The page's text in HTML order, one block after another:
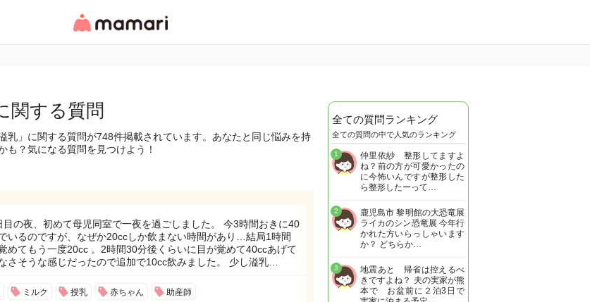
リ・情報サイト
関する質問
乳」に関する質問が748件掲載されています。あなたと同じ悩みを持
も？気になる質問を見つけよう！
目の夜、初めて母児同室で一夜を過ごしました。 今3時間おきに40
いるのですが、なぜか20ccしか飲まない時間があり…結局1時間
めてもう一度20cc 。2時間30分後くらいに目が覚めて40ccあげて
さそうな感じだったので追加で10cc飲みました。 少し溢乳…
ミルク 授乳 赤ちゃん 助産師
全ての質問ランキング
全ての質問の中で人気のランキング
仲里依紗 整形してますよ
ね？前の方が可愛かったの
に今怖いんですが整形した
ら整形したーって…
1
鹿児島市 黎明館の大恐竜展
ライカのシン恐竜展 今年行
かれた方いらっしゃいます
か？ どちらか…
2
地震あと 帰省は控えるべ
きですよね？ 夫の実家が熊
本で お盆前に２泊3日で
3